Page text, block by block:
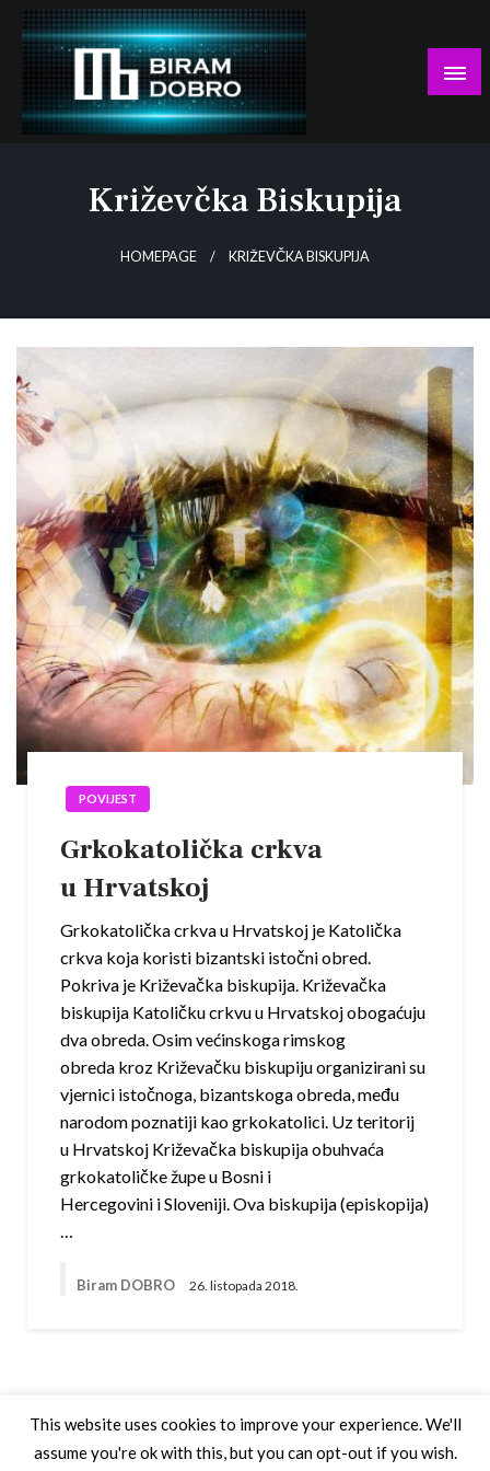
Skip
content
Križevčka Biskupija
HOMEPAGE KRIŽEVČKA BISKUPIJA
POVIJEST
Grkokatolička crkva
u Hrvatskoj
Grkokatolička crkva u Hrvatskoj je Katolička
crkva koja koristi bizantski istočni obred.
Pokriva je Križevačka biskupija. Križevačka
biskupija Katoličku crkvu u Hrvatskoj obogaćuju
dva obreda. Osim većinskoga rimskog
obreda kroz Križevačku biskupiju organizirani su
vjernici istočnoga, bizantskoga obreda, među
narodom poznatiji kao grkokatolici. Uz teritorij
u Hrvatskoj Križevačka biskupija obuhvaća
grkokatoličke župe u Bosni i
Hercegovini i Sloveniji. Ova biskupija (episkopija)
…
Biram DOBRO 26. listopada 2018.
This website uses cookies to improve your experience. We'll
assume you're ok with this, but you can opt-out if you wish.